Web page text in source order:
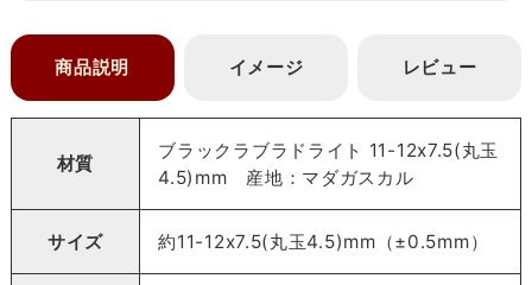
商品説明 イメージ レビュー
材質
ブラックラブラドライト 11-12x7.5(丸玉
4.5)mm 産地：マダガスカル
サイズ 約11-12x7.5(丸玉4.5)mm（±0.5mm）